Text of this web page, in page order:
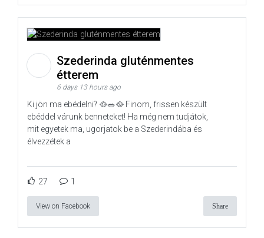
Szederinda gluténmentes
étterem
6 days 13 hours ago
Ki jön ma ebédelni? 🥘🥗🥘 Finom, frissen készült
ebéddel várunk benneteket! Ha még nem tudjátok,
mit egyetek ma, ugorjatok be a Szederindába és
élvezzétek a
27 1
View on Facebook Share